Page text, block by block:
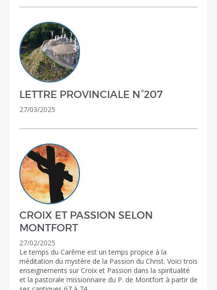
LETTRE PROVINCIALE N°207
27/03/2025
CROIX ET PASSION SELON
MONTFORT
27/02/2025
Le temps du Carême est un temps propice à la
méditation du mystère de la Passion du Christ. Voici trois
enseignements sur Croix et Passion dans la spiritualité
et la pastorale missionnaire du P. de Montfort à partir de